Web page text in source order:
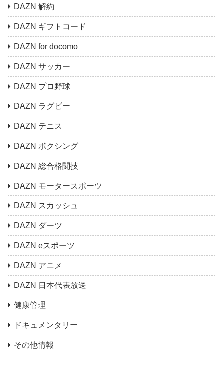
DAZN 解約
DAZN ギフトコード
DAZN for docomo
DAZN サッカー
DAZN プロ野球
DAZN ラグビー
DAZN テニス
DAZN ボクシング
DAZN 総合格闘技
DAZN モータースポーツ
DAZN スカッシュ
DAZN ダーツ
DAZN eスポーツ
DAZN アニメ
DAZN 日本代表放送
健康管理
ドキュメンタリー
その他情報